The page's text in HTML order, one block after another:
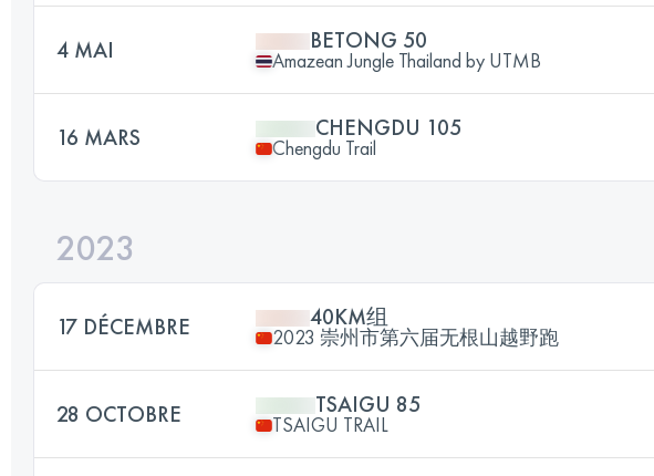
4 MAI BETONG 50
Amazean Jungle Thailand by UTMB
16 MARS CHENGDU 105
Chengdu Trail
2023
17 DÉCEMBRE 40KM组
2023 崇州市第六届无根山越野跑
28 OCTOBRE TSAIGU 85
TSAIGU TRAIL